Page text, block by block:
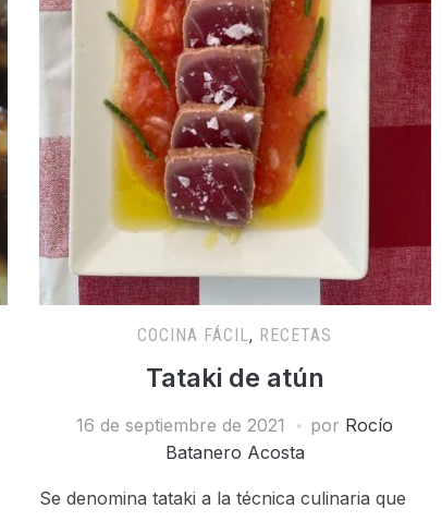
COCINA FÁCIL, RECETAS
Tataki de atún
16 de septiembre de 2021 por Rocío
Batanero Acosta
Se denomina tataki a la técnica culinaria que